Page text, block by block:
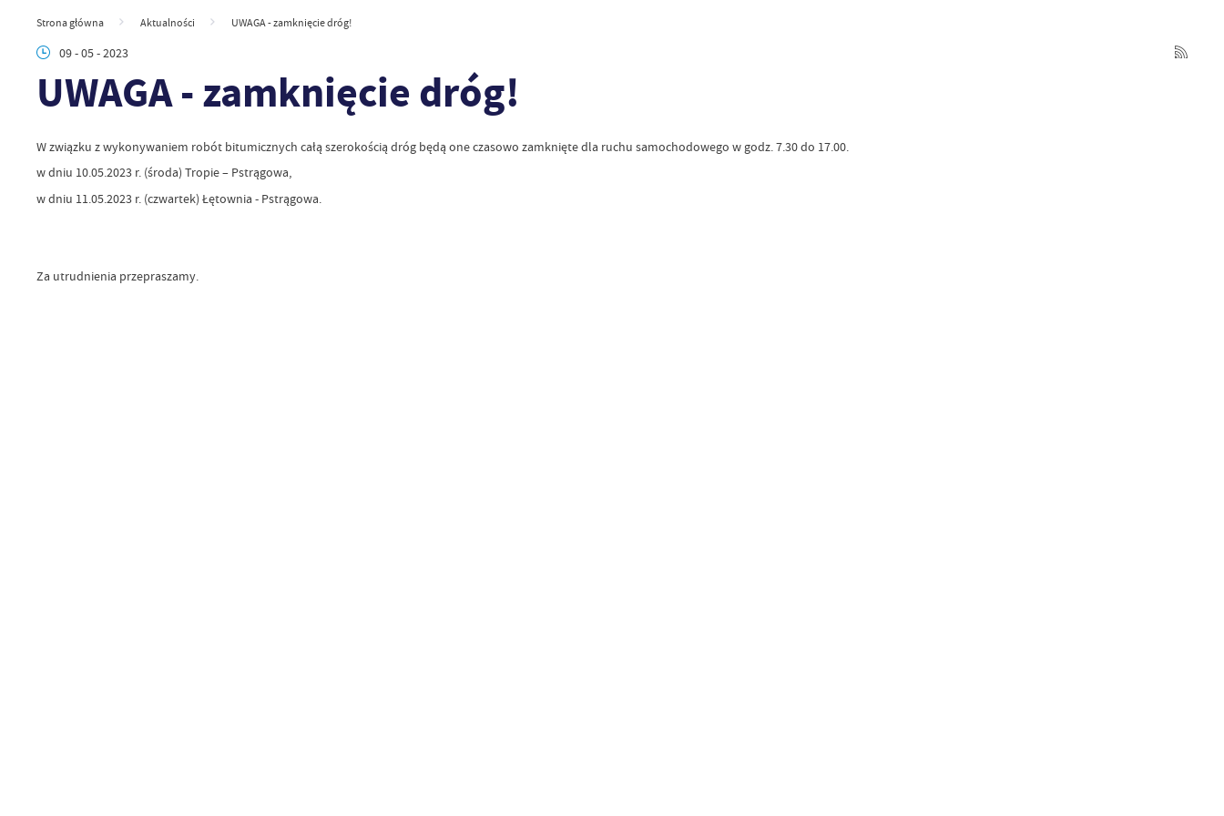
Strona główna Aktualności UWAGA - zamknięcie dróg!
09 - 05 - 2023
UWAGA - zamknięcie dróg!
W związku z wykonywaniem robót bitumicznych całą szerokością dróg będą one czasowo zamknięte dla ruchu samochodowego w godz. 7.30 do 17.00.
w dniu 10.05.2023 r. (środa) Tropie – Pstrągowa,
w dniu 11.05.2023 r. (czwartek) Łętownia - Pstrągowa.
Za utrudnienia przepraszamy.